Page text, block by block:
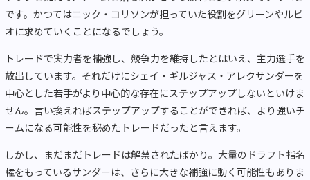
です。かつてはニック・コリソンが担っていた役割をグリーンやルビ
オに求めていくことになるでしょう。
トレードで実力者を補強し、競争力を維持したとはいえ、主力選手を
放出しています。それだけにシェイ・ギルジャス・アレクサンダーを
中心とした若手がより中心的な存在にステップアップしないといけま
せん。言い換えればステップアップすることができれば、より強いチ
ームになる可能性を秘めたトレードだったと言えます。
しかし、まだまだトレードは解禁されたばかり。大量のドラフト指名
権をもっているサンダーは、さらに大きな補強に動く可能性もありま